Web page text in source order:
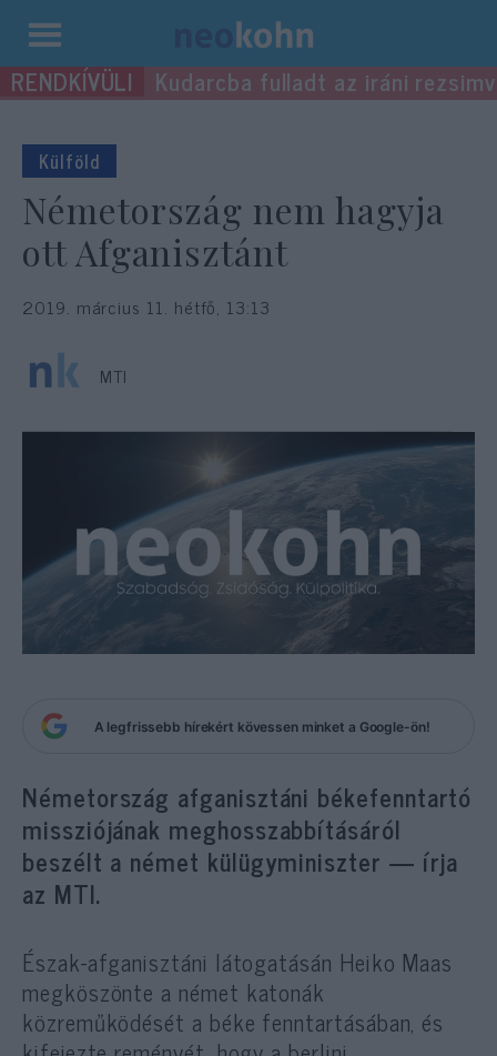
Kilépés
a Kudarcba fulladt az iráni
Külföld
Németország nem hagyja
ott Afganisztánt
2019. március 11. hétfő, 13:13
MTI
A legfrissebb hírekért kövessen minket a Google-ön!
Németország afganisztáni békefenntartó
missziójának meghosszabbításáról
beszélt a német külügyminiszter — írja
az MTI.
Észak-afganisztáni látogatásán Heiko Maas
megköszönte a német katonák
közreműködését a béke fenntartásában, és